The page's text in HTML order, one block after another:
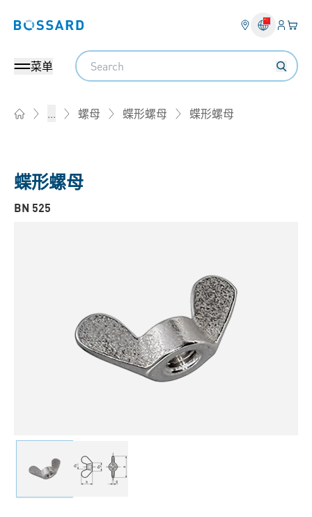
Bossard homepage 登入
您
菜单
Search
... 螺母 蝶形螺母 蝶形螺母
蝶形螺母
BN 525